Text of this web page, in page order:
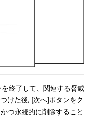
終了して、関連する脅威
けた後, [次へ]ボタンをク
つ永続的に削除すること